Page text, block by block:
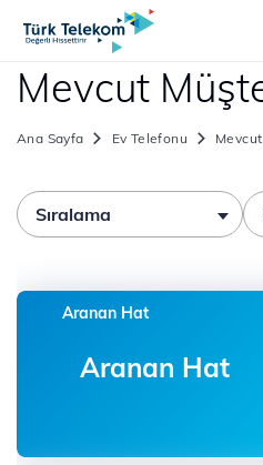
Mevcut
Ana Sayfa Ev Telefonu
Sıralama
Aranan Hat
Aranan Hat